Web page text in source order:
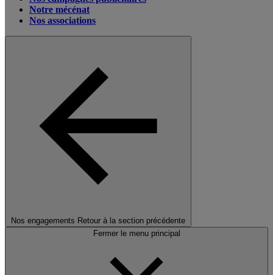
Notre mécénat
Nos associations
Nos engagements Retour à la section précédente
Fermer le menu principal